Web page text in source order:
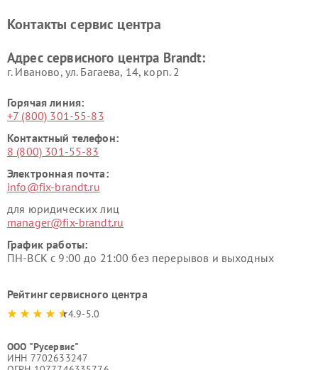
Контакты сервис центра
Адрес сервисного центра Brandt:
г. Иваново, ул. Багаева, 14, корп. 2
Горячая линия:
+7 (800) 301-55-83
Контактный телефон:
8 (800) 301-55-83
Электронная почта:
info@fix-brandt.ru
для юридических лиц
manager@fix-brandt.ru
График работы:
ПН-ВСК с 9:00 до 21:00 без перерывов и выходных
Рейтинг сервисного центра
4.9-5.0
ООО "Русервис"
ИНН 7702633247